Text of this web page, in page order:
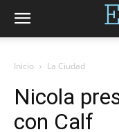
Inicio La Ciudad
Nicola
con Calf